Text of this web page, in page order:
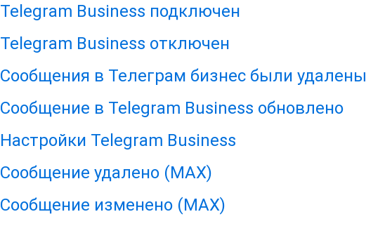
Telegram Business подключен
Telegram Business отключен
Сообщения в Телеграм бизнес были удалены
Сообщение в Telegram Business обновлено
Настройки Telegram Business
Сообщение удалено (MAX)
Сообщение изменено (MAX)